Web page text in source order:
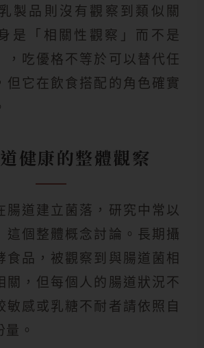
製品則沒有觀察到類似關
是「相關性觀察」而不是
，吃優格不等於可以替代任
但它在飲食搭配的角色確實
健康的整體觀察
腸道建立菌落，研究中常以
這個整體概念討論。長期攝
食品，被觀察到與腸道菌相
關，但每個人的腸道狀況不
敏感或乳糖不耐者請依照自
。